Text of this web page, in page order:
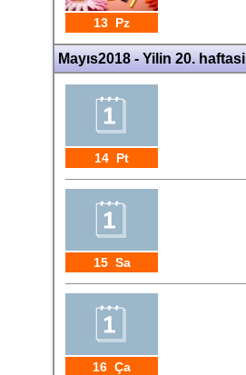
13 Pz
Mayıs2018 - Yilin 20. haftasi
14 Pt
15 Sa
16 Ça